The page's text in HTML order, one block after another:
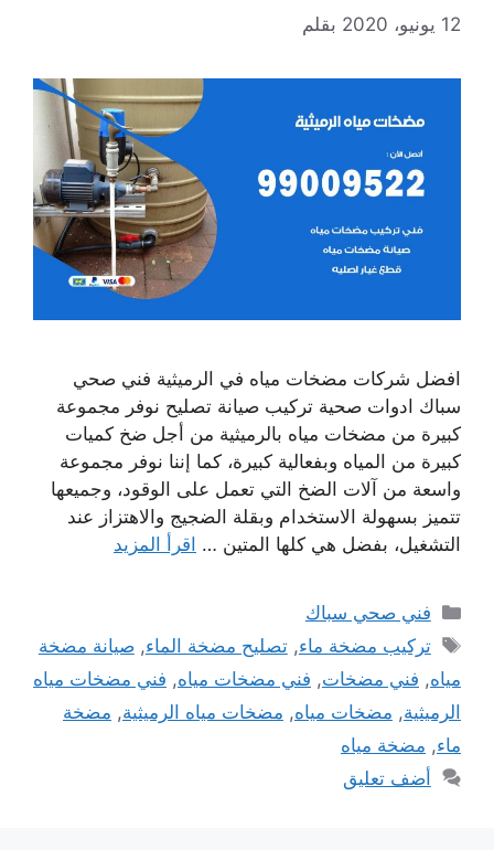
12 يونيو، 2020 بقلم
افضل شركات مضخات مياه في الرميثية فني صحي
سباك ادوات صحية تركيب صيانة تصليح نوفر مجموعة
كبيرة من مضخات مياه بالرميثية من أجل ضخ كميات
كبيرة من المياه وبفعالية كبيرة، كما إننا نوفر مجموعة
واسعة من آلات الضخ التي تعمل على الوقود، وجميعها
تتميز بسهولة الاستخدام وبقلة الضجيج والاهتزاز عند
التشغيل، بفضل هي كلها المتين … اقرأ المزيد
التصنيفات
فني صحي سباك
الوسوم
تركيب مضخة ماء,تصليح مضخة الماء,صيانة مضخة
مياه, فني مضخات, فني مضخات مياه, فني مضخات مياه
الرميثية, مضخات مياه, مضخات مياه الرميثية, مضخة
ماء, مضخة مياه
أضف تعليق